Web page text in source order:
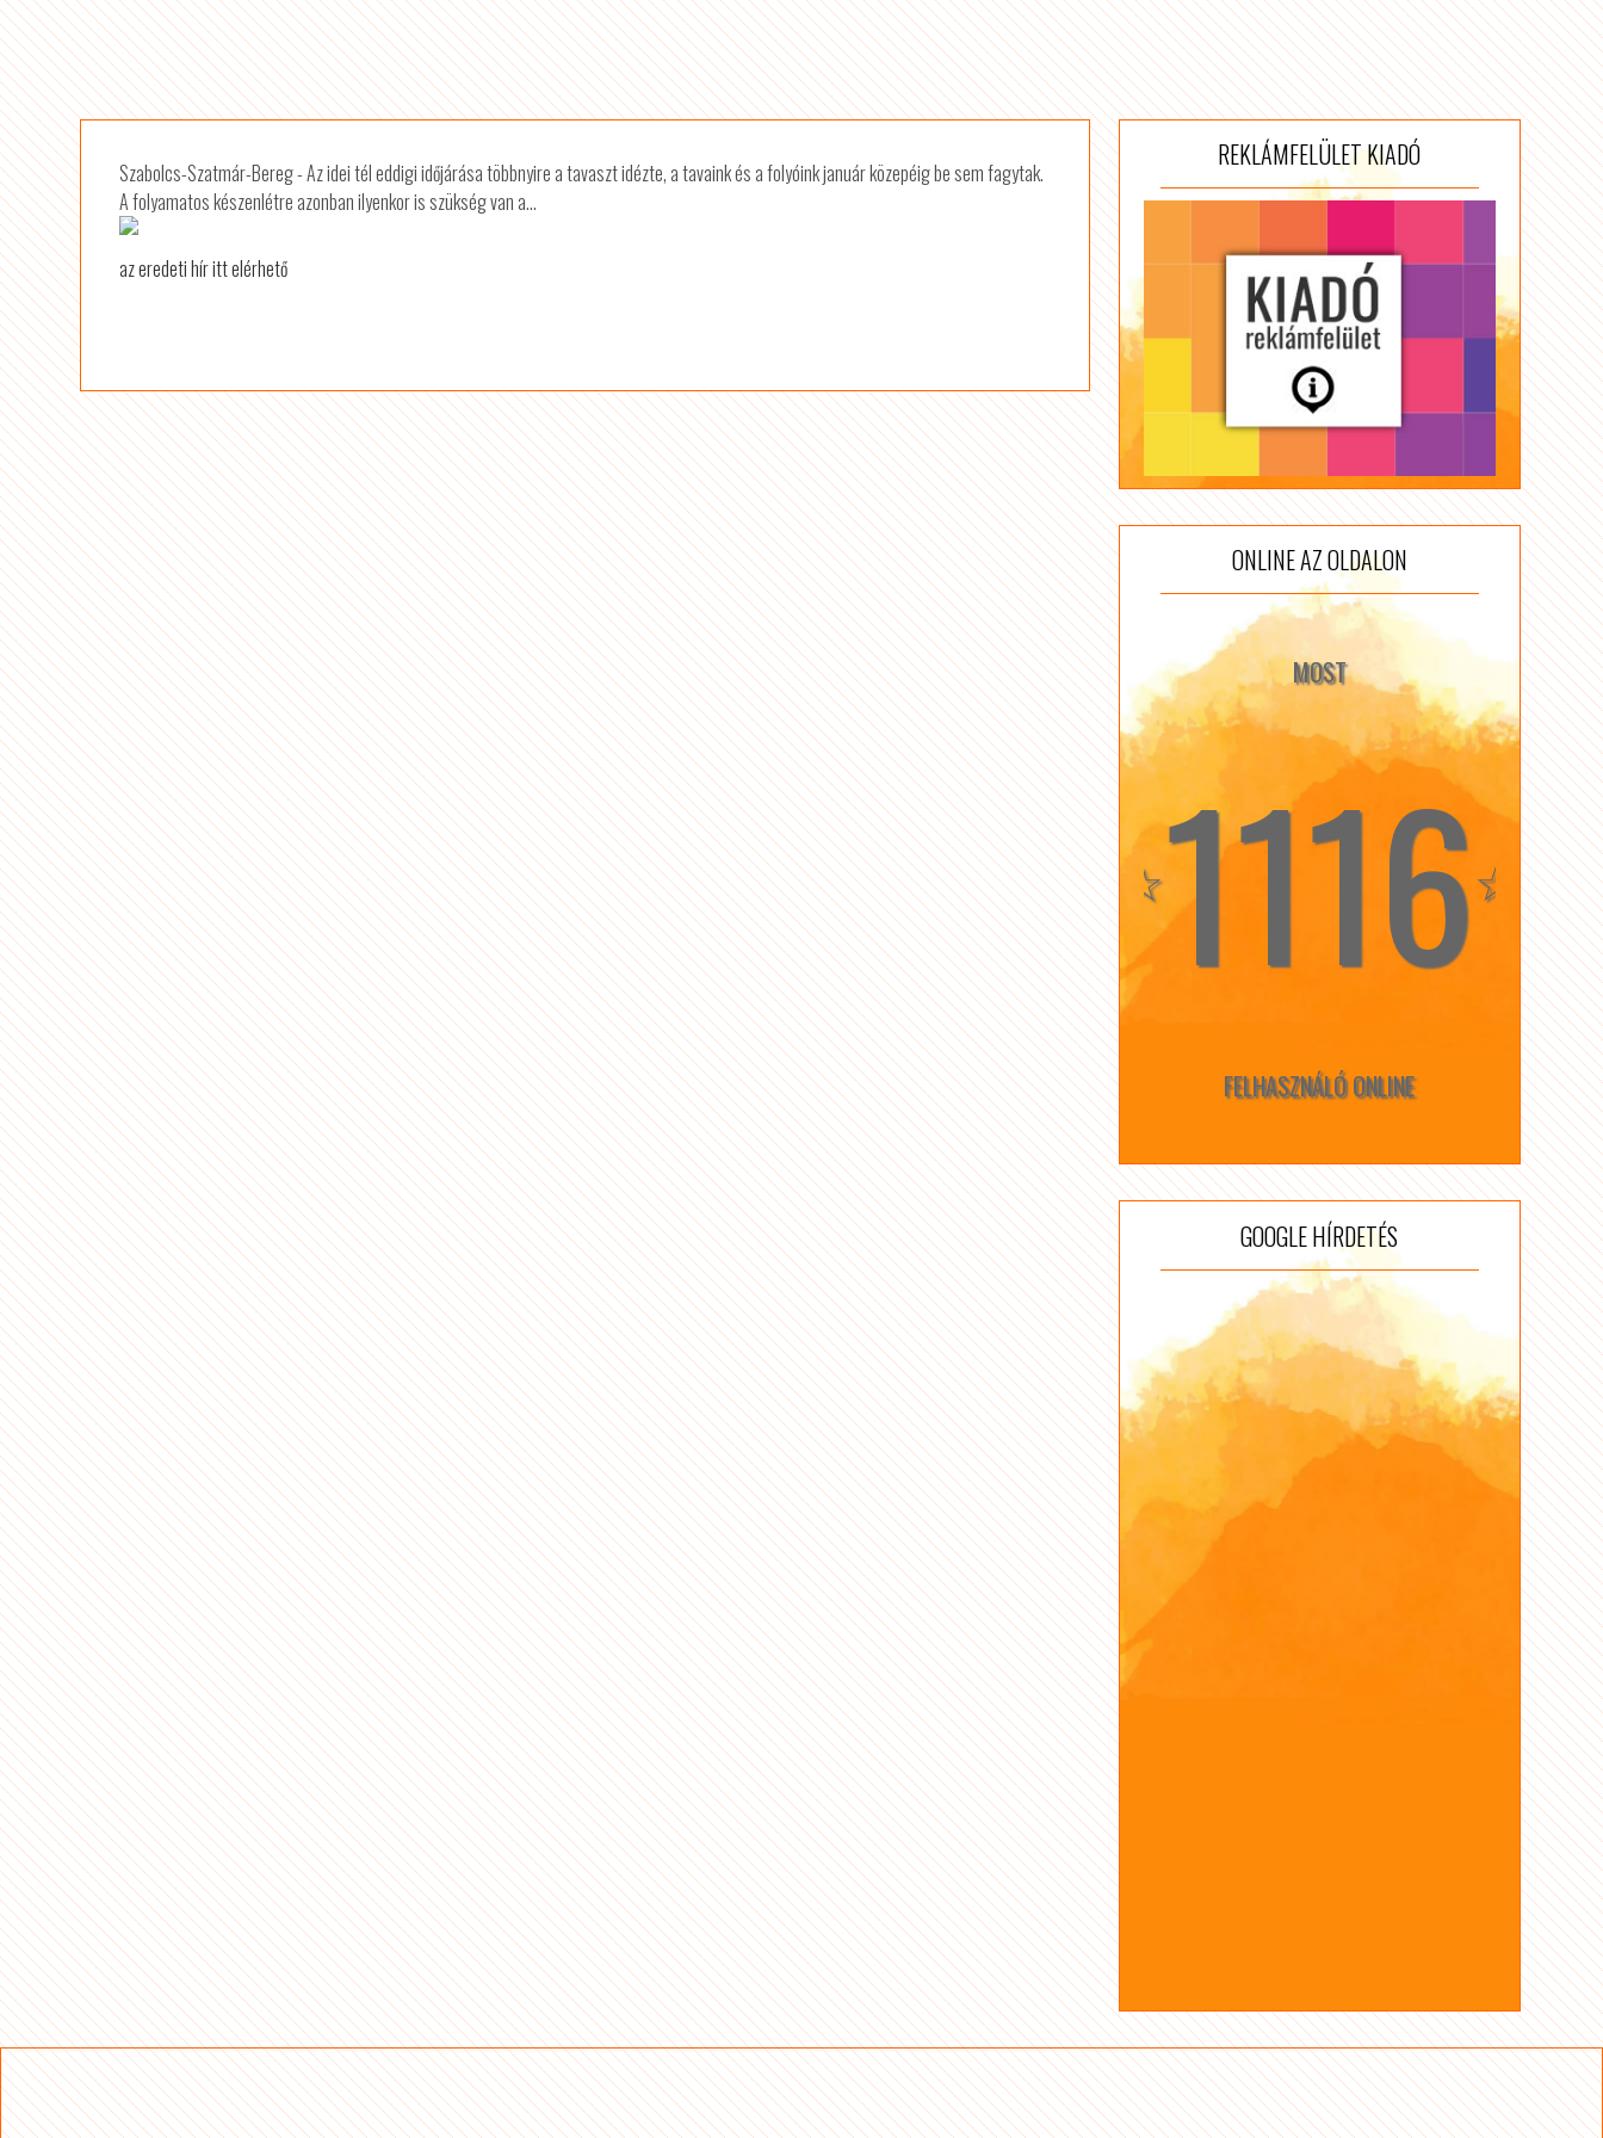
Szabolcs-Szatmár-Bereg - Az idei tél eddigi időjárása többnyire a tavaszt idézte, a tavaink és a folyóink január közepéig be sem fagytak.
A folyamatos készenlétre azonban ilyenkor is szükség van a...
az eredeti hír itt elérhető
REKLÁMFELÜLET KIADÓ
ONLINE AZ OLDALON
MOST
☆1116☆
FELHASZNÁLÓ ONLINE
GOOGLE HÍRDETÉS